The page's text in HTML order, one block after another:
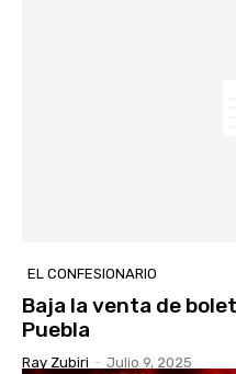
EL CONFESIONARIO
Baja la venta de
Puebla
Ray Zubiri - Julio 9, 2025